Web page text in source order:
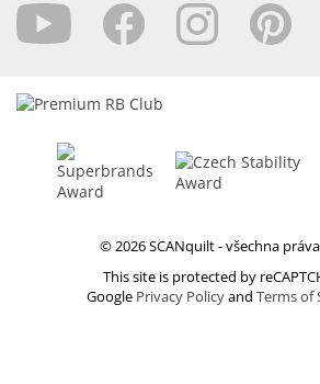
© 2026 SCANquilt - všechna
This site is protected by
Google Privacy Policyand Terms of